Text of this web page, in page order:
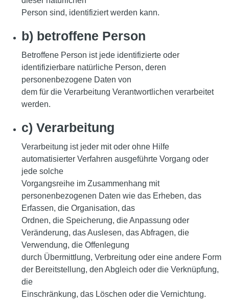
Person sind, identifiziert werden kann.
b) betroffene Person
Betroffene Person ist jede identifizierte oder
identifizierbare natürliche Person, deren
personenbezogene Daten von
dem für die Verarbeitung Verantwortlichen verarbeitet
werden.
c) Verarbeitung
Verarbeitung ist jeder mit oder ohne Hilfe
automatisierter Verfahren ausgeführte Vorgang oder
jede solche
Vorgangsreihe im Zusammenhang mit
personenbezogenen Daten wie das Erheben, das
Erfassen, die Organisation, das
Ordnen, die Speicherung, die Anpassung oder
Veränderung, das Auslesen, das Abfragen, die
Verwendung, die Offenlegung
durch Übermittlung, Verbreitung oder eine andere Form
der Bereitstellung, den Abgleich oder die Verknüpfung,
die
Einschränkung, das Löschen oder die Vernichtung.